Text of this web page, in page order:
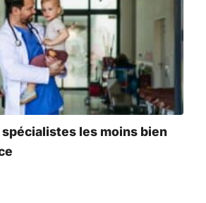
les moins bien